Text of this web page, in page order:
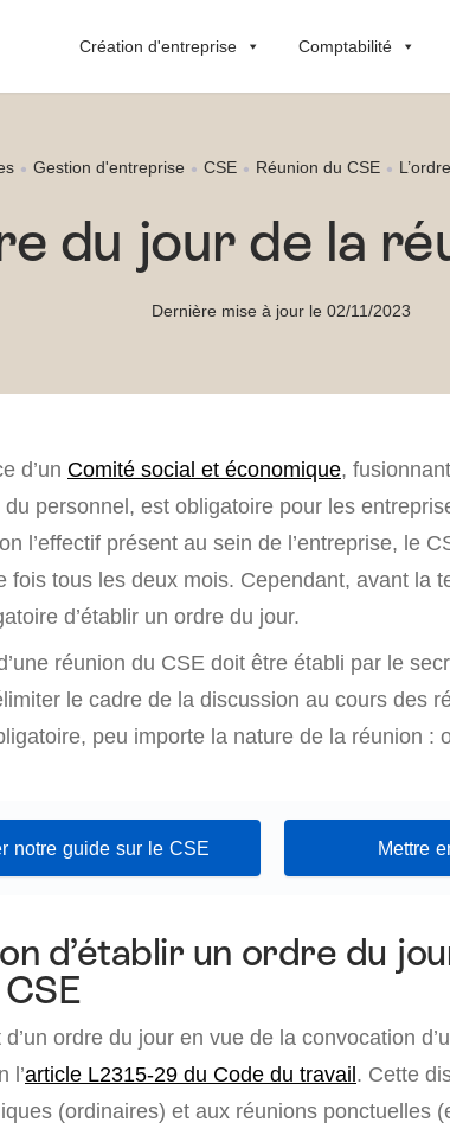
Création d'entreprise Comptabilité
Gestion d'entreprise CSE Réunion du CSE
du jour de la
Dernière mise à jour le 02/11/2023
d’un Comité social et économique,
personnel, est obligatoire pour les
l’effectif présent au sein de l’entreprise, le
fois tous les deux mois. Cependant, avant la
d’établir un ordre du jour.
réunion du CSE doit être établi par le
le cadre de la discussion au cours des
peu importe la nature de la réunion :
notre guide sur le CSE Mettre
d’établir un ordre du
d’un ordre du jour en vue de la convocation
l’article L2315-29 du Code du travail. Cette
(ordinaires) et aux réunions ponctuelles